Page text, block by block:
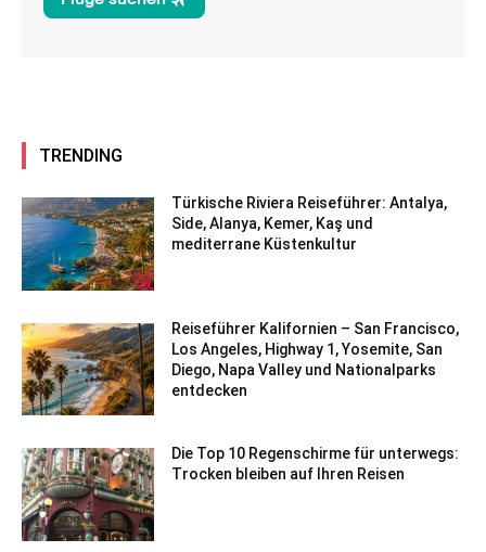
TRENDING
Türkische Riviera Reiseführer: Antalya,
Side, Alanya, Kemer, Kaş und
mediterrane Küstenkultur
Reiseführer Kalifornien – San Francisco,
Los Angeles, Highway 1, Yosemite, San
Diego, Napa Valley und Nationalparks
entdecken
Die Top 10 Regenschirme für unterwegs:
Trocken bleiben auf Ihren Reisen